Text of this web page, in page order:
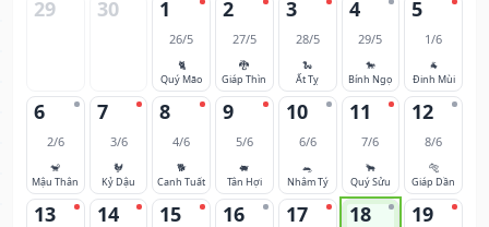
29 30 1
26/5
🐈
Quý Mão
2
27/5
🐉
Giáp Thìn
3
28/5
🐍
Ất Tỵ
4
29/5
🐎
Bính Ngọ
5
1/6
🐐
Đinh Mùi
6
2/6
🐒
Mậu Thân
7
3/6
🐓
Kỷ Dậu
8
4/6
🐕
Canh Tuất
9
5/6
🐖
Tân Hợi
10
6/6
🐀
Nhâm Tý
11
7/6
🐂
Quý Sửu
12
8/6
🐅
Giáp Dần
13 14 15 16 17 18 19